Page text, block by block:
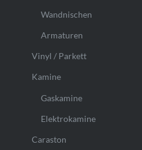
Wandnischen
Armaturen
Vinyl / Parkett
Kamine
Gaskamine
Elektrokamine
Caraston